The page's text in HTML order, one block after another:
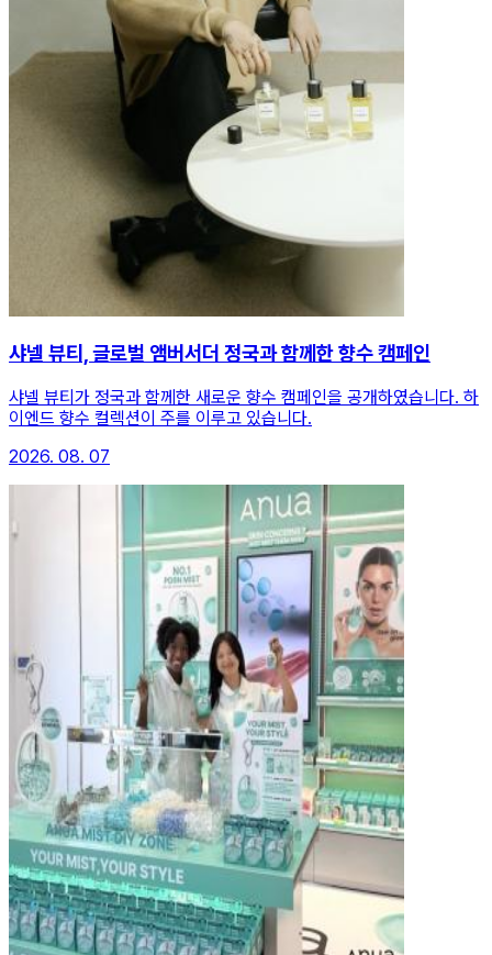
샤넬 뷰티, 글로벌 앰버서더 정국과 함께한 향수 캠페인
샤넬 뷰티가 정국과 함께한 새로운 향수 캠페인을 공개하였습니다. 하
이엔드 향수 컬렉션이 주를 이루고 있습니다.
2026. 08. 07